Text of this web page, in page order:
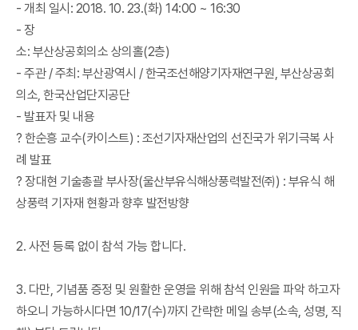
- 개최 일시: 2018. 10. 23.(화) 14:00 ~ 16:30
- 장
소: 부산상공회의소 상의홀(2층)
- 주관 / 주최: 부산광역시 / 한국조선해양기자재연구원, 부산상공회
의소, 한국산업단지공단
- 발표자 및 내용
? 한순흥 교수(카이스트) : 조선기자재산업의 선진국가 위기극복 사
례 발표
? 장대현 기술총괄 부사장(울산부유식해상풍력발전㈜) : 부유식 해
상풍력 기자재 현황과 향후 발전방향
2. 사전 등록 없이 참석 가능 합니다.
3. 다만, 기념품 증정 및 원활한 운영을 위해 참석 인원을 파악 하고자
하오니 가능하시다면 10/17(수)까지 간략한 메일 송부(소속, 성명, 직